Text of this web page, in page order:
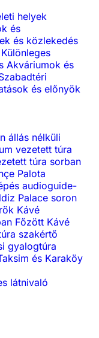
helyek
és
és közlekedés
Különleges
Akváriumok és
és előnyök
állás nélküli
vezetett túra
túra sorban
Palota
audioguide-
Palace soron
Kávé
Főzött Kávé
szakértő
gyalogtúra
és Karaköy
látnivaló